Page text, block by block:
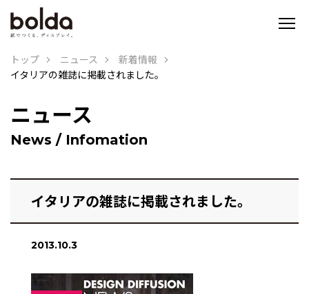
トップ ニュース
新着情報
イタリアの雑誌に掲載されました。
ニュース
News / Infomation
イタリアの雑誌に掲載されました。
2013.10.3